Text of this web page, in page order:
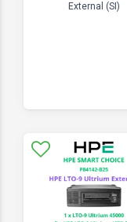
External (SI)